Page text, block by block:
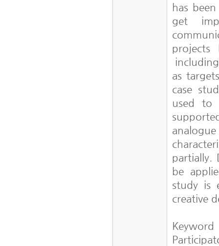
has
get
projects
as
case
used to
partially.
be
study is
creative
Keyword